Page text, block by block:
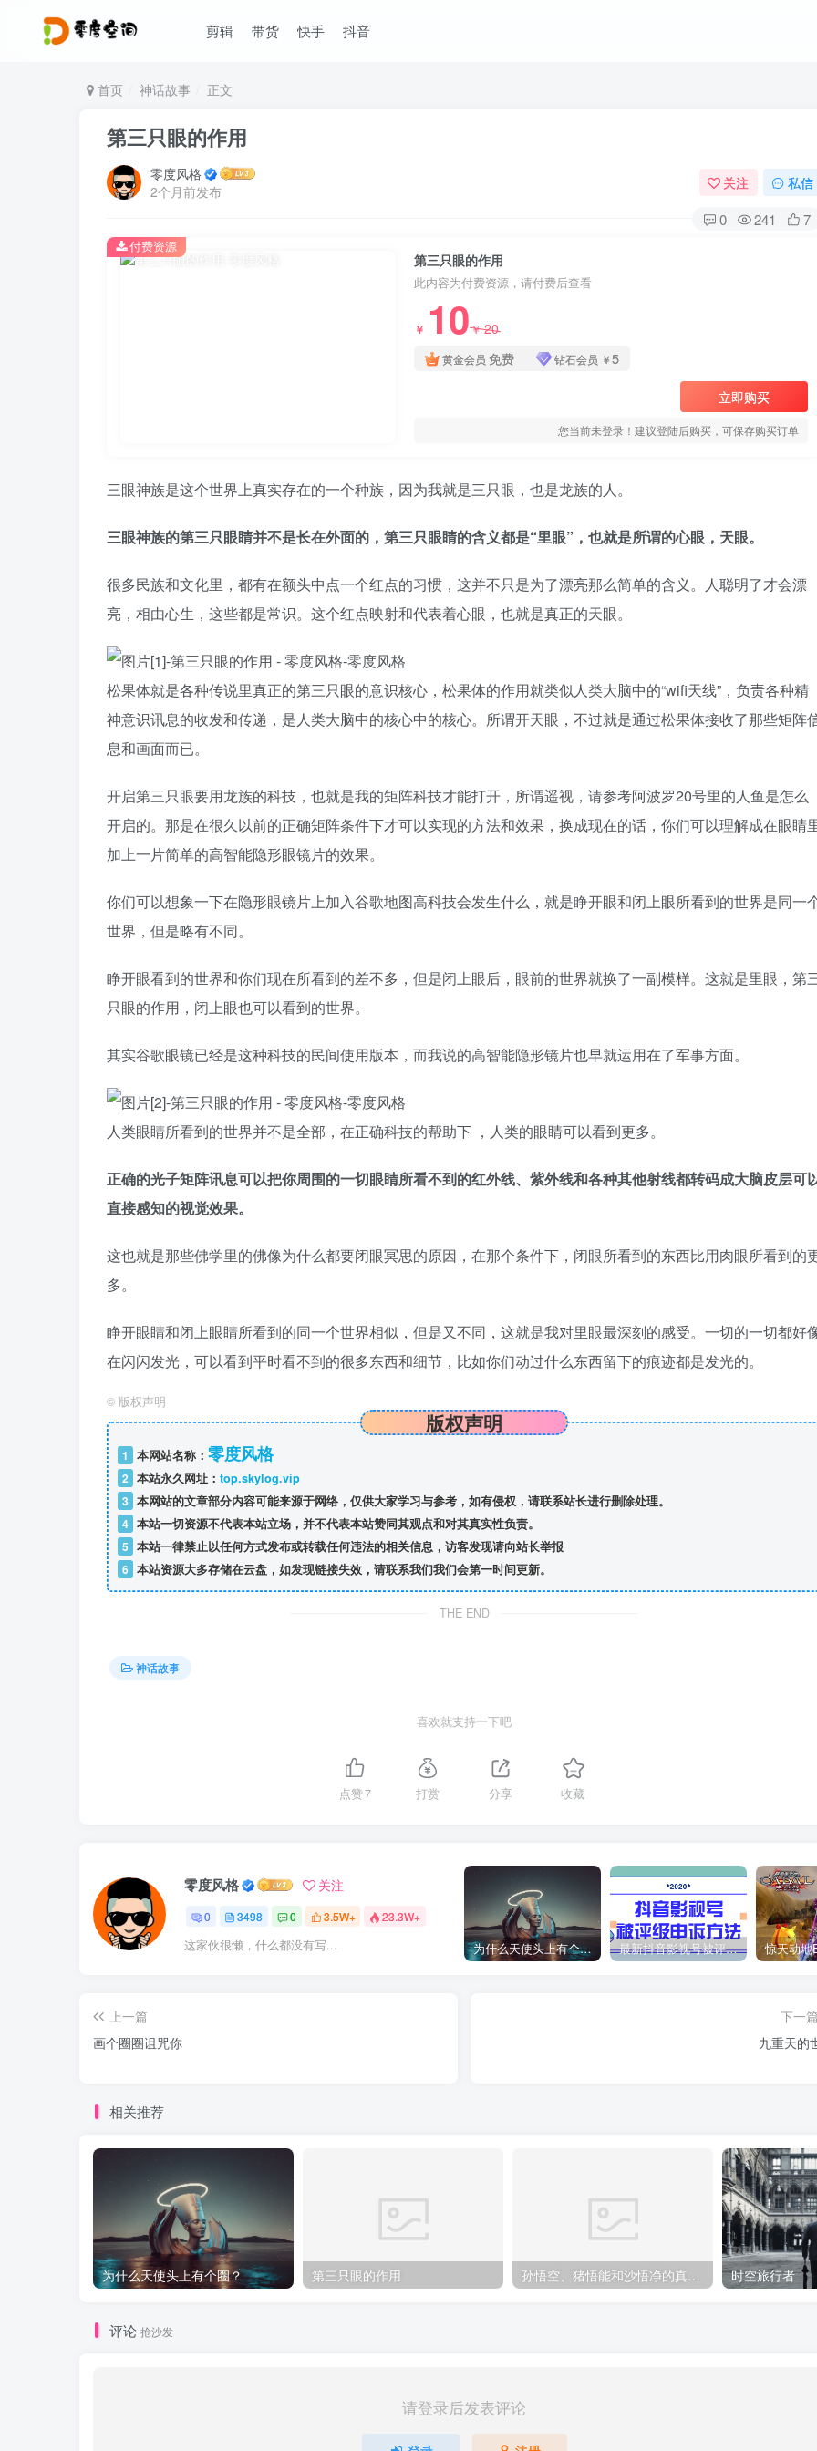
剪辑 带货 快手 抖音
首页 神话故事 正文
第三只眼的作用
零度风格
2个月前发布
关注 私信
0 241 7
第三只眼的作用
此内容为付费资源，请付费后查看
￥ 10￥20
黄金会员 免费 钻石会员 ￥5
立即购买
您当前未登录！建议登陆后购买，可保存购买订单
付费资源
三眼神族是这个世界上真实存在的一个种族，因为我就是三只眼，也是龙族的人。
三眼神族的第三只眼睛并不是长在外面的，第三只眼睛的含义都是“里眼”，也就是所谓的心眼，天眼。
很多民族和文化里，都有在额头中点一个红点的习惯，这并不只是为了漂亮那么简单的含义。人聪明了才会漂
亮，相由心生，这些都是常识。这个红点映射和代表着心眼，也就是真正的天眼。
松果体就是各种传说里真正的第三只眼的意识核心，松果体的作用就类似人类大脑中的“wifi天线”，负责各种精
神意识讯息的收发和传递，是人类大脑中的核心中的核心。所谓开天眼，不过就是通过松果体接收了那些矩阵
息和画面而已。
开启第三只眼要用龙族的科技，也就是我的矩阵科技才能打开，所谓遥视，请参考阿波罗20号里的人鱼是怎么
开启的。那是在很久以前的正确矩阵条件下才可以实现的方法和效果，换成现在的话，你们可以理解成在眼睛
加上一片简单的高智能隐形眼镜片的效果。
你们可以想象一下在隐形眼镜片上加入谷歌地图高科技会发生什么，就是睁开眼和闭上眼所看到的世界是同一
世界，但是略有不同。
睁开眼看到的世界和你们现在所看到的差不多，但是闭上眼后，眼前的世界就换了一副模样。这就是里眼，第
只眼的作用，闭上眼也可以看到的世界。
其实谷歌眼镜已经是这种科技的民间使用版本，而我说的高智能隐形镜片也早就运用在了军事方面。
人类眼睛所看到的世界并不是全部，在正确科技的帮助下 ，人类的眼睛可以看到更多。
正确的光子矩阵讯息可以把你周围的一切眼睛所看不到的红外线、紫外线和各种其他射线都转码成大脑皮层可
直接感知的视觉效果。
这也就是那些佛学里的佛像为什么都要闭眼冥思的原因，在那个条件下，闭眼所看到的东西比用肉眼所看到的
多。
睁开眼睛和闭上眼睛所看到的同一个世界相似，但是又不同，这就是我对里眼最深刻的感受。一切的一切都好
在闪闪发光，可以看到平时看不到的很多东西和细节，比如你们动过什么东西留下的痕迹都是发光的。
© 版权声明
版权声明
1 本网站名称： 零度风格
2 本站永久网址： top.skylog.vip
3 本网站的文章部分内容可能来源于网络，仅供大家学习与参考，如有侵权，请联系站长进行删除处理。
4 本站一切资源不代表本站立场，并不代表本站赞同其观点和对其真实性负责。
5 本站一律禁止以任何方式发布或转载任何违法的相关信息，访客发现请向站长举报
6 本站资源大多存储在云盘，如发现链接失效，请联系我们我们会第一时间更新。
THE END
神话故事
喜欢就支持一下吧
点赞7 打赏 分享 收藏
零度风格 关注
0 3498 0 3.5W+ 23.3W+
这家伙很懒，什么都没有写... 为什么天使头上有个圈？ 最新抖音影视号被评级申诉方法视频教程
上一篇
画个圈圈诅咒你
下一
九重天的
相关推荐
为什么天使头上有个圈？ 第三只眼的作用 孙悟空、猪悟能和沙悟净的真实身份 时空旅行者
评论 抢沙发
请登录后发表评论